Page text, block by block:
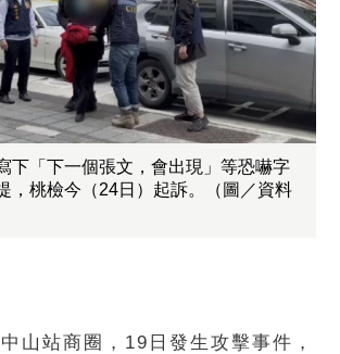
下「下一個張文，會出現」等恐嚇字
，桃檢今（24日）起訴。（圖／資料
山站商圈，19日發生攻擊事件，